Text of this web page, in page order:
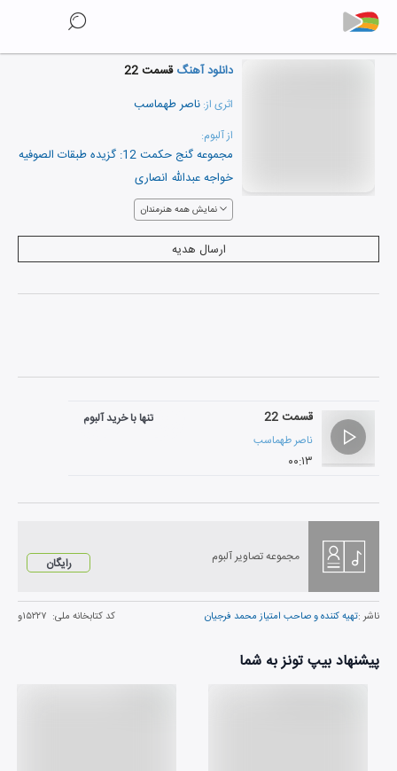
دانلود آهنگقسمت 22
اثری از: ناصر طهماسب
از آلبوم:
مجموعه گنج حکمت 12: گزیده طبقات الصوفیه
خواجه عبدالله انصاری
نمایش همه هنرمندان
ارسال هدیه
قسمت 22
ناصر طهماسب
۰۰:۱۳
تنها با خرید آلبوم
مجموعه تصاویر آلبوم رایگان
ناشر :تهيه كننده و صاحب امتياز محمد فرجيان کد کتابخانه ملی: ۱۵۲۲۷و
پیشنهاد بیپ تونز به شما